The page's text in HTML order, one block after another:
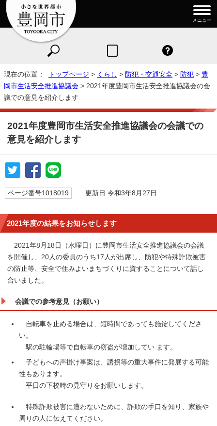
メニュー
現在の位置： トップページ > くらし > 防犯・交通安全 > 防犯 > 豊
岡市生活安全推進協議会 > 2021年度豊岡市生活安全推進協議会の会
議での意見を紹介します
2021年度豊岡市生活安全推進協議会の会議での
意見を紹介します
ページ番号1018019 更新日 令和3年8月27日
2021年度の結果をお知らせします
2021年8月18日（水曜日）に豊岡市生活安全推進協議会の会議
を開催し、20人の委員のうち17人が出席し、防犯や特殊詐欺被害
の防止等、安全で住みよいまちづくりに資することについて話し
合いました。
会議での参考意見（お願い）
自転車を止める場合は、短時間であっても施錠してくださ
い。
駅の駐輪場等で自転車の窃盗が増加してい ます。
子どもへの声掛け事案は、誘拐等の重大事件に発展する可能
性もあります。
平日の下校時の見守りをお願いします。
特殊詐欺被害に遭わないために、詐欺の手口を知り、家族や
周りの人に伝えてください。